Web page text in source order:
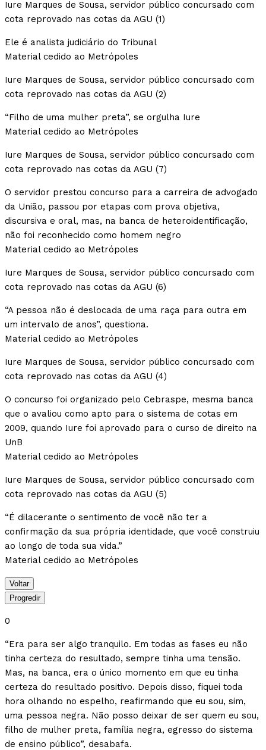
Iure Marques de Sousa, servidor público concursado com
cota reprovado nas cotas da AGU (1)
Ele é analista judiciário do Tribunal
Material cedido ao Metrópoles
Iure Marques de Sousa, servidor público concursado com
cota reprovado nas cotas da AGU (2)
“Filho de uma mulher preta”, se orgulha Iure
Material cedido ao Metrópoles
Iure Marques de Sousa, servidor público concursado com
cota reprovado nas cotas da AGU (7)
O servidor prestou concurso para a carreira de advogado
da União, passou por etapas com prova objetiva,
discursiva e oral, mas, na banca de heteroidentificação,
não foi reconhecido como homem negro
Material cedido ao Metrópoles
Iure Marques de Sousa, servidor público concursado com
cota reprovado nas cotas da AGU (6)
“A pessoa não é deslocada de uma raça para outra em
um intervalo de anos”, questiona.
Material cedido ao Metrópoles
Iure Marques de Sousa, servidor público concursado com
cota reprovado nas cotas da AGU (4)
O concurso foi organizado pelo Cebraspe, mesma banca
que o avaliou como apto para o sistema de cotas em
2009, quando Iure foi aprovado para o curso de direito na
UnB
Material cedido ao Metrópoles
Iure Marques de Sousa, servidor público concursado com
cota reprovado nas cotas da AGU (5)
“É dilacerante o sentimento de você não ter a
confirmação da sua própria identidade, que você construiu
ao longo de toda sua vida.”
Material cedido ao Metrópoles
Voltar
Progredir
0
“Era para ser algo tranquilo. Em todas as fases eu não
tinha certeza do resultado, sempre tinha uma tensão.
Mas, na banca, era o único momento em que eu tinha
certeza do resultado positivo. Depois disso, fiquei toda
hora olhando no espelho, reafirmando que eu sou, sim,
uma pessoa negra. Não posso deixar de ser quem eu sou,
filho de mulher preta, família negra, egresso do sistema
de ensino público”, desabafa.